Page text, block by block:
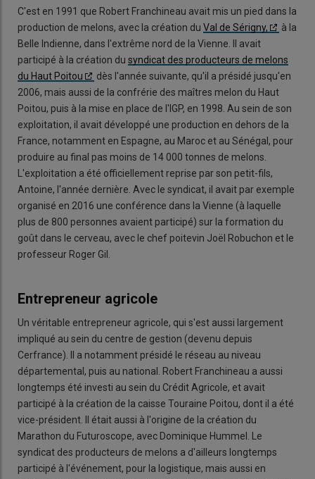
C'est en 1991 que Robert Franchineau avait mis un pied dans la
production de melons, avec la création du Val de Sérigny,
à la
Belle Indienne, dans l'extrême nord de la Vienne. Il avait
participé à la création du syndicat des producteurs de melons
du Haut Poitou
dès l'année suivante, qu'il a présidé jusqu'en
2006, mais aussi de la confrérie des maîtres melon du Haut
Poitou, puis à la mise en place de l'IGP, en 1998. Au sein de son
exploitation, il avait développé une production en dehors de la
France, notamment en Espagne, au Maroc et au Sénégal, pour
produire au final pas moins de 14 000 tonnes de melons.
L'exploitation a été officiellement reprise par son petit-fils,
Antoine, l'année dernière. Avec le syndicat, il avait par exemple
organisé en 2016 une conférence dans la Vienne (à laquelle
plus de 800 personnes avaient participé) sur la formation du
goût dans le cerveau, avec le chef poitevin Joël Robuchon et le
professeur Roger Gil.
Entrepreneur agricole
Un véritable entrepreneur agricole, qui s'est aussi largement
impliqué au sein du centre de gestion (devenu depuis
Cerfrance). Il a notamment présidé le réseau au niveau
départemental, puis au national. Robert Franchineau a aussi
longtemps été investi au sein du Crédit Agricole, et avait
participé à la création de la caisse Touraine Poitou, dont il a été
vice-président. Il était aussi à l'origine de la création du
Marathon du Futuroscope, avec Dominique Hummel. Le
syndicat des producteurs de melons a d'ailleurs longtemps
participé à l'événement, pour la logistique, mais aussi en